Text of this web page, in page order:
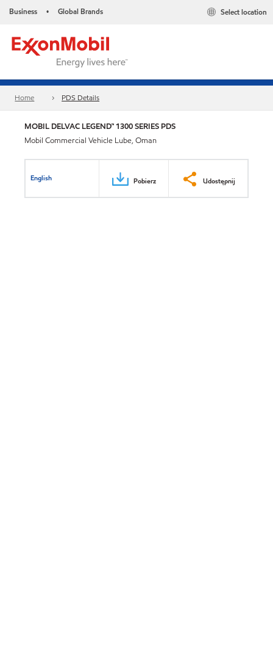
Business • Global Brands Select location
Home PDS Details
MOBIL DELVAC LEGEND™ 1300 SERIES PDS
Mobil Commercial Vehicle Lube, Oman
English Pobierz Udostępnij